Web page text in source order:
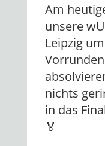
Am
unsere
Leipzig
nichts
in das
🏅